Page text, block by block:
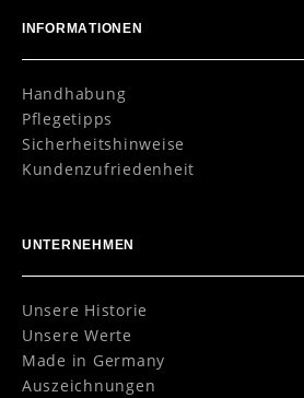
INFORMATIONEN
Handhabung
Pflegetipps
Sicherheitshinweise
Kundenzufriedenheit
UNTERNEHMEN
Unsere Historie
Unsere Werte
Made in Germany
Auszeichnungen